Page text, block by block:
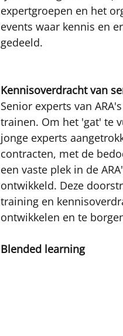
expertgroepen en het
events waar kennis en
gedeeld.
Kennisoverdracht van
Senior experts van
trainen. Om het 'gat' te
jonge experts
contracten, met de
een vaste plek in de
ontwikkeld. Deze
training en
ontwikkelen en te
Blended learning